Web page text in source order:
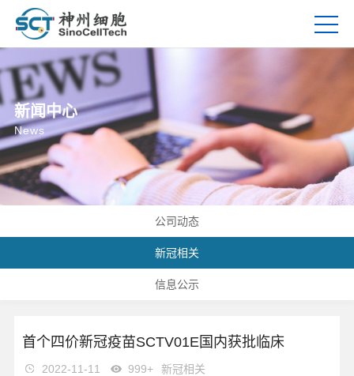
新闻中心
News
公司动态
新冠相关
信息公示
首个四价新冠疫苗SCTV01E国内获批临床
2022-11-11 999+ 新冠相关